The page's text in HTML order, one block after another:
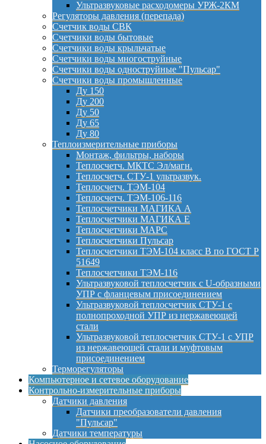
Ультразвуковые расходомеры УРЖ-2КМ
Регуляторы давления (перепада)
Счетчик воды СВК
Счетчики воды бытовые
Счетчики воды крыльчатые
Счетчики воды многоструйные
Счетчики воды одноструйные "Пульсар"
Счетчики воды промышленные
Ду 150
Ду 200
Ду 50
Ду 65
Ду 80
Теплоизмерительные приборы
Монтаж, фильтры, наборы
Теплосчетч. МКТС Эл/магн.
Теплосчетч. СТУ-1 ультразвук.
Теплосчетч. ТЭМ-104
Теплосчетч. ТЭМ-106-116
Теплосчетчики МАГИКА А
Теплосчетчики МАГИКА Е
Теплосчетчики МАРС
Теплосчетчики Пульсар
Теплосчетчики ТЭМ-104 класс B по ГОСТ Р
51649
Теплосчетчики ТЭМ-116
Ультразвуковой теплосчетчик с U-образными
УПР с фланцевым присоединением
Ультразвуковой теплосчетчик СТУ-1 с
полнопроходной УПР из нержавеющей
стали
Ультразвуковой теплосчетчик СТУ-1 с УПР
из нержавеющей стали и муфтовым
присоединением
Терморегуляторы
Компьютерное и сетевое оборудование
Контрольно-измерительные приборы
Датчики давления
Датчики преобразователи давления
"Пульсар"
Датчики температуры